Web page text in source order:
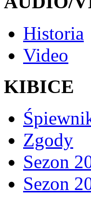
Historia
Video
KIBICE
Zgody
Sezon
Sezon